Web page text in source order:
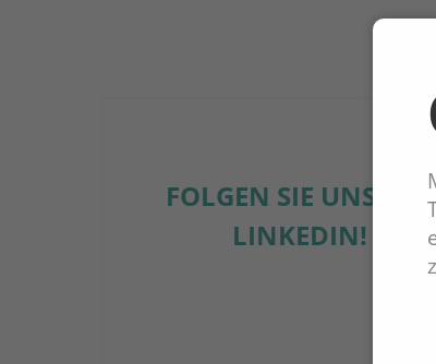
FOLGEN SIE UNS AUF
LINKEDIN!